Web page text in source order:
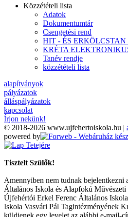
Közzétételi lista
Adatok
Dokumentumtár
Csengetési rend
HIT - ÉS ERKÖLCSTAN
KRÉTA
Tanév rendje
közzétételi lista
alapítványok
pályázatok
álláspályázatok
kapcsolat
Írjon nekünk!
© 2018-2026 www.ujfehertoiskola.hu |
powered by
Tisztelt Szülők!
Amennyiben nem tudnak bejelentkezni
Általános Iskola és Alapfokú
Újfehértói Erkel Ferenc Általános
Iskola Vasvári Pál Tagintézményének